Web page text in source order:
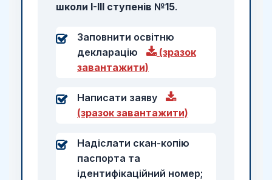
школи I-III ступенів №15.
Заповнити освітню
декларацію
(зразок
завантажити)
Написати заяву
(зразок завантажити)
Надіслати скан-копію
паспорта та
ідентифікаційний номер;